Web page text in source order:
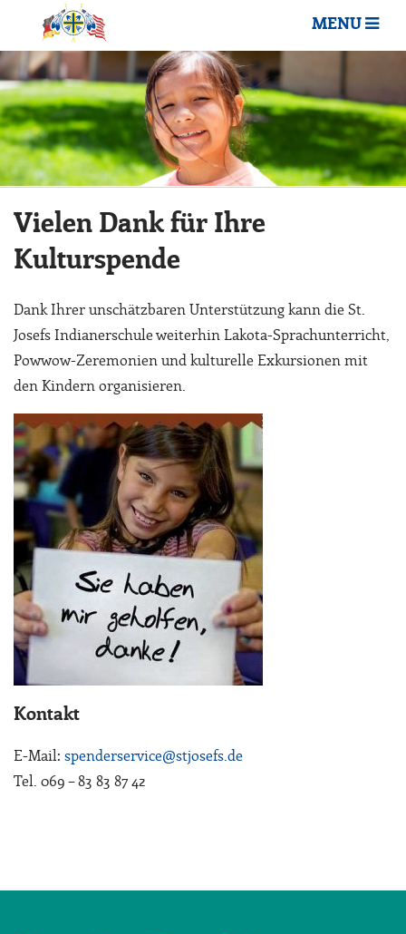
MENU
Vielen Dank für Ihre
Kulturspende
Dank Ihrer unschätzbaren Unterstützung kann die St.
Josefs Indianerschule weiterhin Lakota-Sprachunterricht,
Powwow-Zeremonien und kulturelle Exkursionen mit
den Kindern organisieren.
Kontakt
E-Mail: spenderservice@stjosefs.de
Tel. 069 – 83 83 87 42